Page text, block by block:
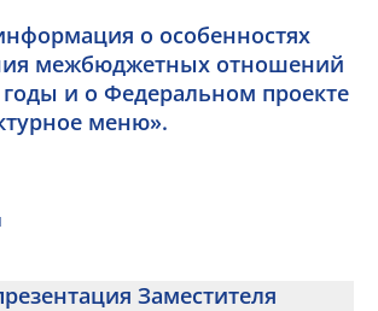
о особенностях
межбюджетных отношений
годы и о Федеральном проекте
меню».
Заместителя